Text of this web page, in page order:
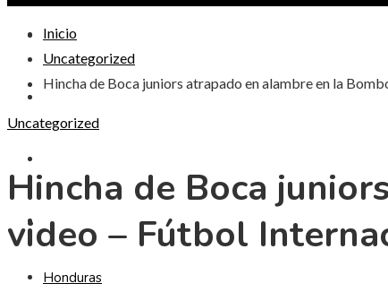
RESPONSABILIDAD SOCIAL
INVERSIONES Y NEGOCIOS
Honduras
Inicio
Uncategorized
Hincha de Boca juniors atrapado en alambre en la
Uncategorized
Hincha de Boca
video – Fútbol